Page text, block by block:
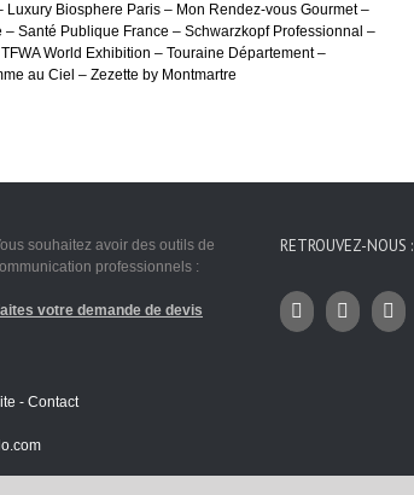
Biosphere Paris – Mon Rendez-vous Gourmet –
Santé Publique France – Schwarzkopf Professionnal –
World Exhibition – Touraine Département –
au Ciel – Zezette by Montmartre
souhaitez avoir des outils de
professionnels :
votre demande de devis
RETROUVEZ-NOUS :
- Contact